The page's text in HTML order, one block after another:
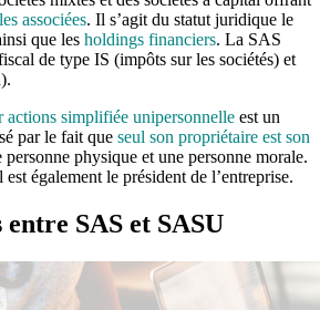
associées. Il s’agit du statut juridique le
que les holdings financiers. La SAS
de type IS (impôts sur les sociétés) et
actions simplifiée unipersonnelle est un
par le fait que seul son propriétaire est son
personne physique et une personne morale.
également le président de l’entreprise.
SAS et SASU